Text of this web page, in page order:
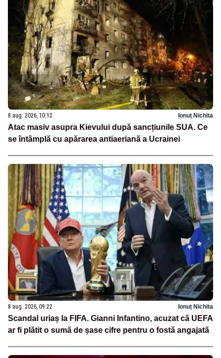
8 aug. 2026, 10:12 Ionuț Nichita
Atac masiv asupra Kievului după sancțiunile SUA. Ce
se întâmplă cu apărarea antiaeriană a Ucrainei
8 aug. 2026, 09:22 Ionuț Nichita
Scandal uriaș la FIFA. Gianni Infantino, acuzat că UEFA
ar fi plătit o sumă de șase cifre pentru o fostă angajată